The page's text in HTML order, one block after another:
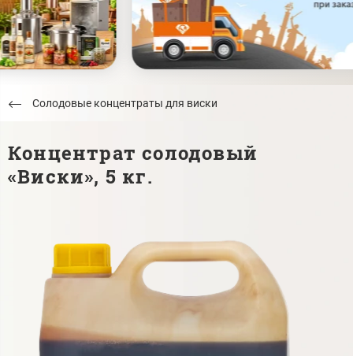
Солодовые концентраты для виски
Концентрат солодовый
«Виски», 5 кг.